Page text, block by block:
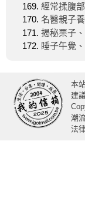
經常揉腹
名醫親子
揭秘栗子
睡子午覺
本
建
潮
法